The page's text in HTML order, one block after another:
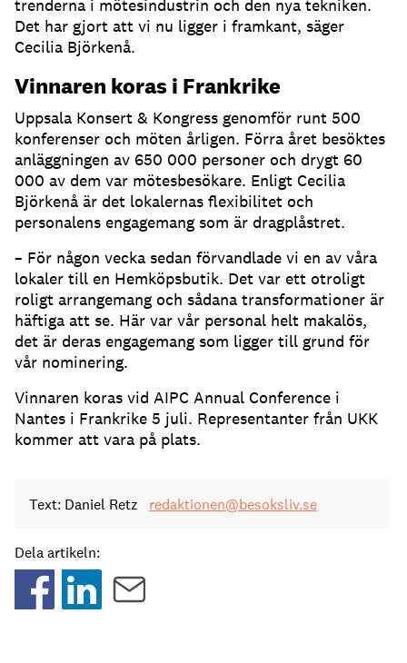
trenderna i mötesindustrin och den nya tekniken.
Det har gjort att vi nu ligger i framkant, säger
Cecilia Björkenå.
Vinnaren koras i Frankrike
Uppsala Konsert & Kongress genomför runt 500
konferenser och möten årligen. Förra året besöktes
anläggningen av 650 000 personer och drygt 60
000 av dem var mötesbesökare. Enligt Cecilia
Björkenå är det lokalernas flexibilitet och
personalens engagemang som är dragplåstret.
– För någon vecka sedan förvandlade vi en av våra
lokaler till en Hemköpsbutik. Det var ett otroligt
roligt arrangemang och sådana transformationer är
häftiga att se. Här var vår personal helt makalös,
det är deras engagemang som ligger till grund för
vår nominering.
Vinnaren koras vid AIPC Annual Conference i
Nantes i Frankrike 5 juli. Representanter från UKK
kommer att vara på plats.
Text: Daniel Retz redaktionen@besoksliv.se
Dela artikeln: